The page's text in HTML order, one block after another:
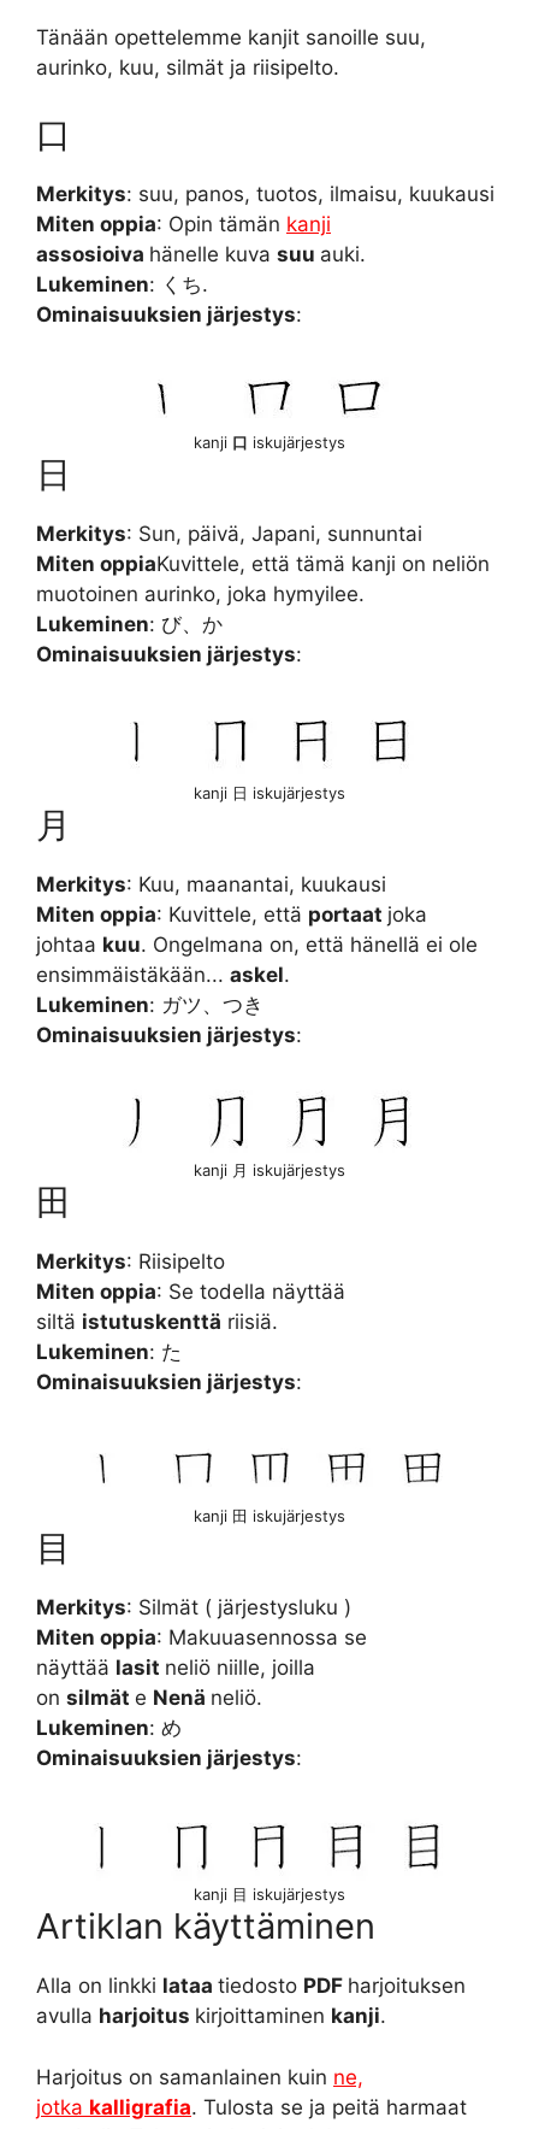
Tänään opettelemme kanjit sanoille suu,
aurinko, kuu, silmät ja riisipelto.
口
Merkitys: suu, panos, tuotos, ilmaisu, kuukausi
Miten oppia: Opin tämän kanji
assosioiva hänelle kuva suu auki.
Lukeminen: くち.
Ominaisuuksien järjestys:
kanji 口 iskujärjestys
日
Merkitys: Sun, päivä, Japani, sunnuntai
Miten oppiaKuvittele, että tämä kanji on neliön
muotoinen aurinko, joka hymyilee.
Lukeminen: び、か
Ominaisuuksien järjestys:
kanji 日 iskujärjestys
月
Merkitys: Kuu, maanantai, kuukausi
Miten oppia: Kuvittele, että portaat joka
johtaa kuu. Ongelmana on, että hänellä ei ole
ensimmäistäkään... askel.
Lukeminen: ガツ、つき
Ominaisuuksien järjestys:
kanji 月 iskujärjestys
田
Merkitys: Riisipelto
Miten oppia: Se todella näyttää
siltä istutuskenttä riisiä.
Lukeminen: た
Ominaisuuksien järjestys:
kanji 田 iskujärjestys
目
Merkitys: Silmät ( järjestysluku )
Miten oppia: Makuuasennossa se
näyttää lasit neliö niille, joilla
on silmät e Nenä neliö.
Lukeminen: め
Ominaisuuksien järjestys:
kanji 目 iskujärjestys
Artiklan käyttäminen
Alla on linkki lataa tiedosto PDF harjoituksen
avulla harjoitus kirjoittaminen kanji.
Harjoitus on samanlainen kuin ne,
jotka kalligrafia. Tulosta se ja peitä harmaat